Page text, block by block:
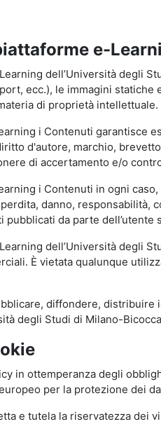
e-
dell’Università degli
ecc.), le immagini
di proprietà intellettuale.
i Contenuti garantisce
d'autore, marchio,
di accertamento e/o
i Contenuti in ogni
danno,
da parte
dell’Università degli
È vietata qualunque
diffondere,
degli Studi di Milano-
in ottemperanza degli
per la protezione dei
e tutela la riservatezza